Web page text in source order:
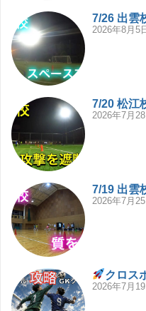
7/26 出雲
2026年8月5
7/20 松江
2026年7月28
7/19 出雲
2026年7月25
クロス
2026年7月19